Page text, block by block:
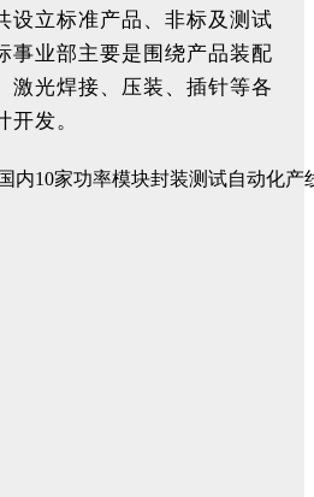
设立标准产品、非标及测试
事业部主要是围绕产品装配
激光焊接、压装、插针等各
发。